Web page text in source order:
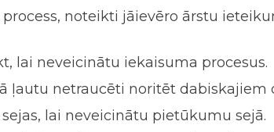
noteikti jāievēro ārstu
lai neveicinātu iekaisuma procesus.
netraucēti noritēt dabiskajiem
lai neveicinātu pietūkumu sejā.